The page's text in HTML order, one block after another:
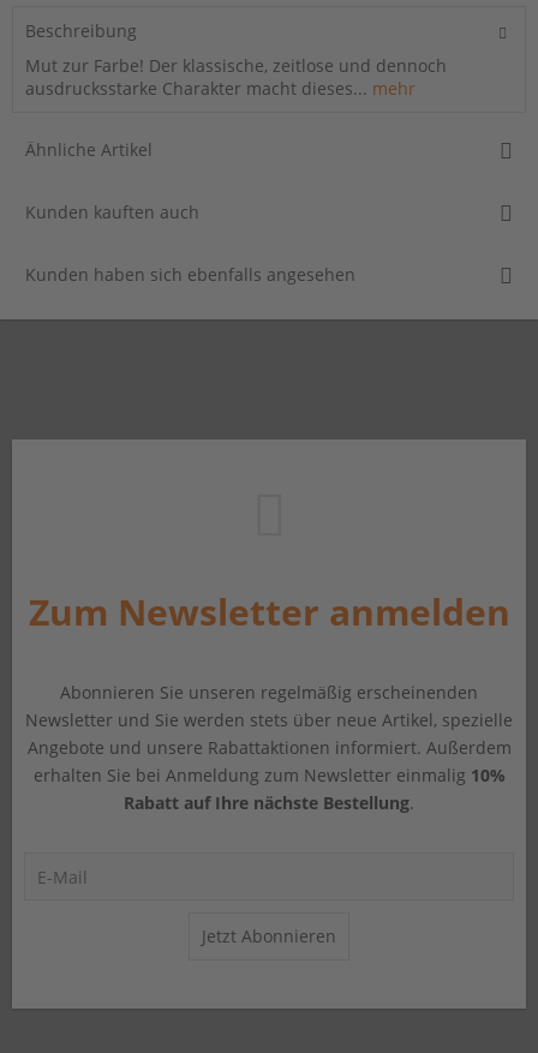
Beschreibung
Mut zur Farbe! Der klassische, zeitlose und dennoch
ausdrucksstarke Charakter macht dieses... mehr
Ähnliche Artikel
Kunden kauften auch
Kunden haben sich ebenfalls angesehen
Zum Newsletter anmelden
Abonnieren Sie unseren regelmäßig erscheinenden
Newsletter und Sie werden stets über neue Artikel, spezielle
Angebote und unsere Rabattaktionen informiert. Außerdem
erhalten Sie bei Anmeldung zum Newsletter einmalig 10%
Rabatt auf Ihre nächste Bestellung.
Jetzt Abonnieren